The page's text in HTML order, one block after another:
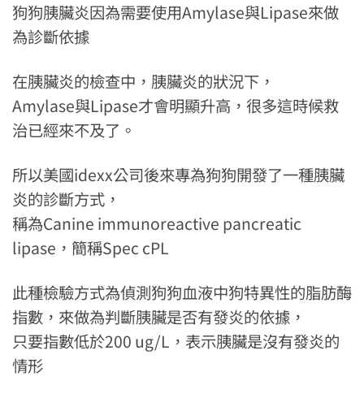
狗狗胰臟炎因為需要使用Amylase與Lipase來做
為診斷依據
在胰臟炎的檢查中，胰臟炎的狀況下，
Amylase與Lipase才會明顯升高，很多這時候救
治已經來不及了。
所以美國idexx公司後來專為狗狗開發了一種胰臟
炎的診斷方式，
稱為Canine immunoreactive pancreatic
lipase，簡稱Spec cPL
此種檢驗方式為偵測狗狗血液中狗特異性的脂肪酶
指數，來做為判斷胰臟是否有發炎的依據，
只要指數低於200 ug/L，表示胰臟是沒有發炎的
情形